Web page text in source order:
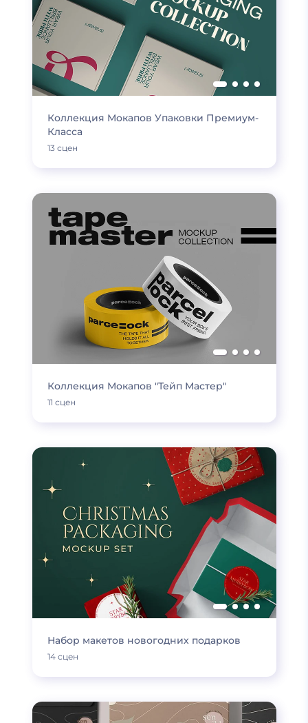
Коллекция Мокапов Упаковки Премиум-
Класса
13 сцен
Коллекция Мокапов "Тейп Мастер"
11 сцен
Набор макетов новогодних подарков
14 сцен